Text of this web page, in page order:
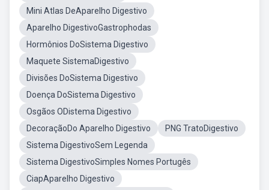
Mini Atlas DeAparelho Digestivo
Aparelho DigestivoGastrophodas
Hormônios DoSistema Digestivo
Maquete SistemaDigestivo
Divisões DoSistema Digestivo
Doença DoSistema Digestivo
Osgãos ODistema Digestivo
DecoraçãoDo Aparelho Digestivo
PNG TratoDigestivo
Sistema DigestivoSem Legenda
Sistema DigestivoSimples Nomes Portugês
CiapAparelho Digestivo